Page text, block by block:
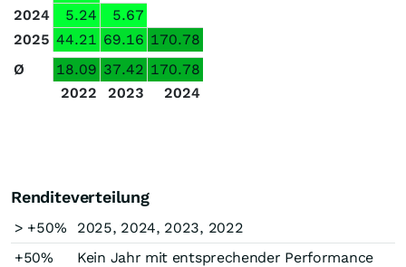
2024
5.24
5.67
2025 44.21 69.16 170.78
Ø
18.09 37.42 170.78
2022
2023 2024
Renditeverteilung
> +50%
2025, 2024, 2023, 2022
+50%
Kein Jahr mit entsprechender Performance